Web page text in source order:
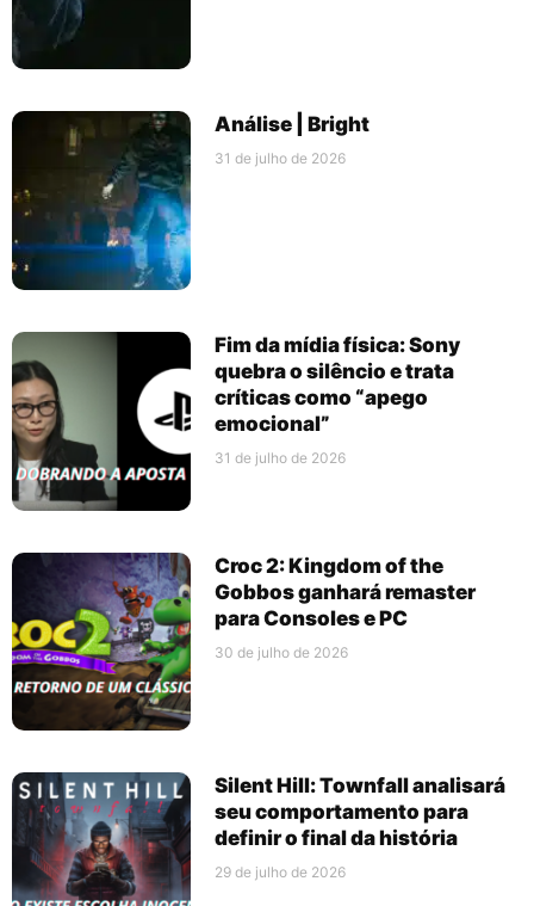
Análise | Bright
31 de julho de 2026
Fim da mídia física: Sony
quebra o silêncio e trata
críticas como “apego
emocional”
31 de julho de 2026
Croc 2: Kingdom of the
Gobbos ganhará remaster
para Consoles e PC
30 de julho de 2026
Silent Hill: Townfall analisará
seu comportamento para
definir o final da história
29 de julho de 2026